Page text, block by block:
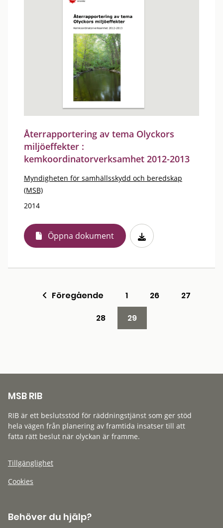
Återrapportering av tema Olyckors
miljöeffekter :
kemkoordinatorverksamhet 2012-2013
Myndigheten för samhällsskydd och beredskap
(MSB)
2014
Öppna dokument
Föregående 1 26
27
28
29
MSB RIB
RIB är ett beslutsstöd för räddningstjänst som ger stöd
hela vägen från planering av framtida insatser till att
fatta rätt beslut när olyckan är framme.
Tillgänglighet
Cookies
Behöver du hjälp?